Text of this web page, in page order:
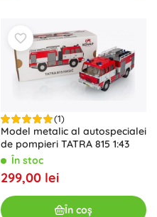
(1)
Model metalic al autospecialei
de pompieri TATRA 815 1:43
În stoc
299,00 lei
În coș